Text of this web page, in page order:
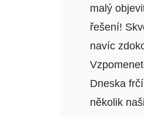
malý
řešení!
navíc
Dneska
několik